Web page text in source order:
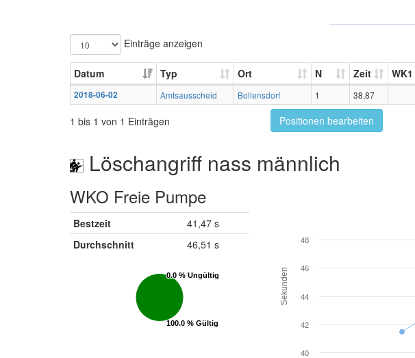
Einträge anzeigen
Datum Typ Ort N Zeit WK1
2018-06-02 Amtsausscheid Bollensdorf 1 38,87
1 bis 1 von 1 Einträgen Positionen bearbeiten
Löschangriff nass männlich
WKO Freie Pumpe
Bestzeit
41,47 s
Durchschnitt
46,51 s
0.0 % Ungültig
0.0 % Ungültig
100.0 % Gültig
100.0 % Gültig
Sekunden
40
42
44
46
48